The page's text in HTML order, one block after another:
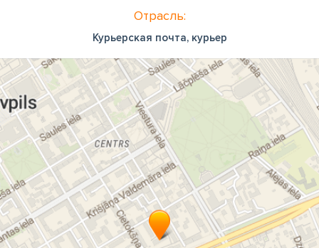
Отрасль:
Курьерская почта, курьер